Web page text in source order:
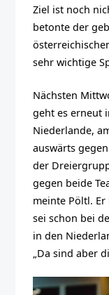
Ziel ist noch
betonte der
sehr wichtige
Nächsten
geht es erneut
Niederlande,
auswärts
der
gegen beide
meinte Pöltl. Er
sei schon bei
in den
„Da sind aber